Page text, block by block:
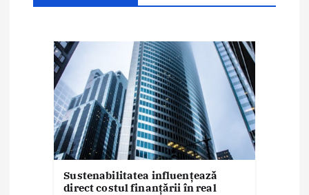
a
Sustenabilitatea influențează
direct costul finanțării în real